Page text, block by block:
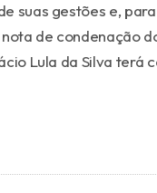
suas gestões e,
de condenação
Lula da Silva